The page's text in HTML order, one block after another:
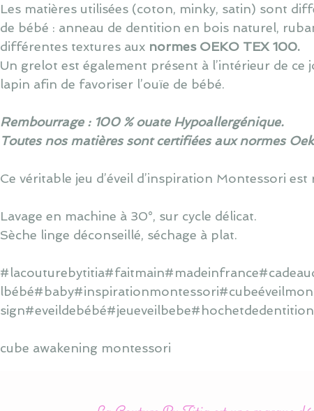
Les matières utilisées (coton, minky, satin) sont
de bébé : anneau de dentition en bois naturel,
différentes textures aux normes OEKO TEX 100.
Un grelot est également présent à l’intérieur de
lapin afin de favoriser l’ouïe de bébé.
Rembourrage : 100 % ouate Hypoallergénique.
Toutes nos matières sont certifiées aux normes
Ce véritable jeu d’éveil d’inspiration Montessori est
Lavage en machine à 30°, sur cycle délicat.
Sèche linge déconseillé, séchage à plat.
cube awakening montessori